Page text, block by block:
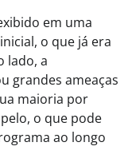
em uma
o que já era
lado, a
grandes ameaças
maioria por
o que pode
ao longo